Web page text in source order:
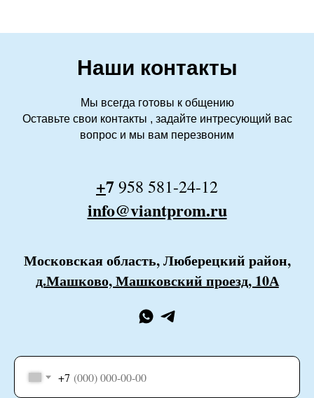
Наши контакты
Мы всегда готовы к общению
Оставьте свои контакты , задайте интресующий вас
вопрос и мы вам перезвоним
+7958 581-24-12
info@viantprom.ru
Московская область, Люберецкий район,
д.Машково, Машковский проезд, 10А
+7